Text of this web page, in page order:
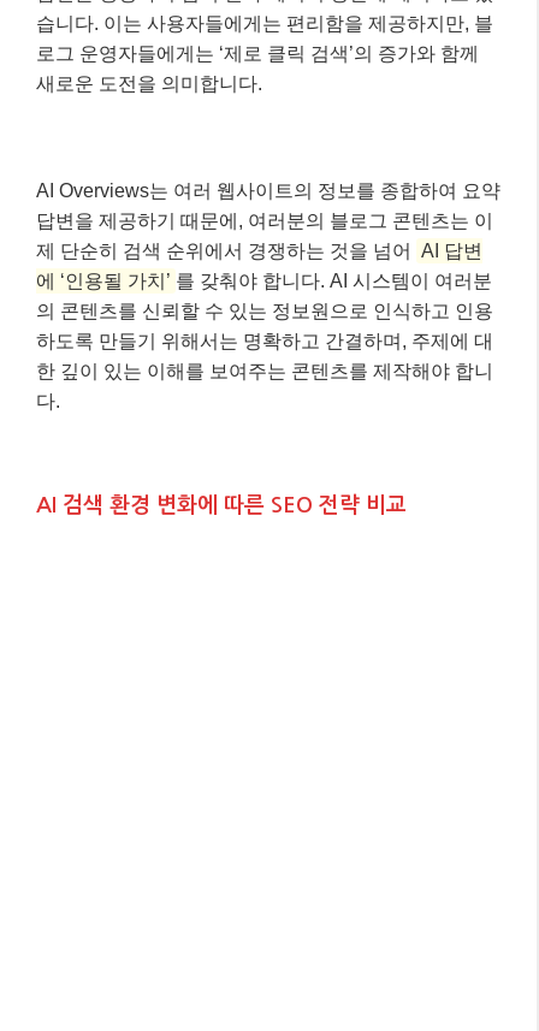
습니다. 이는 사용자들에게는 편리함을 제공하지만, 블
로그 운영자들에게는 ‘제로 클릭 검색’의 증가와 함께
새로운 도전을 의미합니다.
AI Overviews는 여러 웹사이트의 정보를 종합하여 요약
답변을 제공하기 때문에, 여러분의 블로그 콘텐츠는 이
제 단순히 검색 순위에서 경쟁하는 것을 넘어
AI 답변
에 ‘인용될 가치’ 를 갖춰야 합니다. AI 시스템이 여러분
의 콘텐츠를 신뢰할 수 있는 정보원으로 인식하고 인용
하도록 만들기 위해서는 명확하고 간결하며, 주제에 대
한 깊이 있는 이해를 보여주는 콘텐츠를 제작해야 합니
다.
AI 검색 환경 변화에 따른 SEO 전략 비교